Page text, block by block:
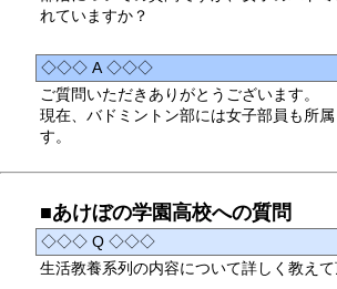
れていますか？
◇◇◇ A ◇◇◇
ご質問いただきありがとうございます。
現在、バドミントン部には女子部員も所
す。
■あけぼの学園高校への質問
◇◇◇ Q ◇◇◇
生活教養系列の内容について詳しく教えて